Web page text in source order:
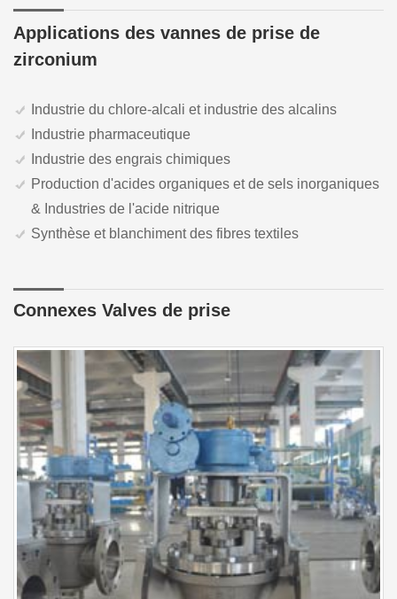
Applications des vannes de prise de
zirconium
Industrie du chlore-alcali et industrie des alcalins
Industrie pharmaceutique
Industrie des engrais chimiques
Production d'acides organiques et de sels inorganiques
& Industries de l'acide nitrique
Synthèse et blanchiment des fibres textiles
Connexes Valves de prise